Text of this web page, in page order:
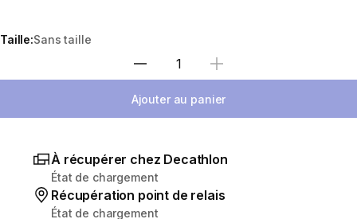
Taille:Sans taille
Sélectionnez la quantité
Ajouter au panier
À récupérer chez Decathlon
État de chargement
Récupération point de relais
État de chargement